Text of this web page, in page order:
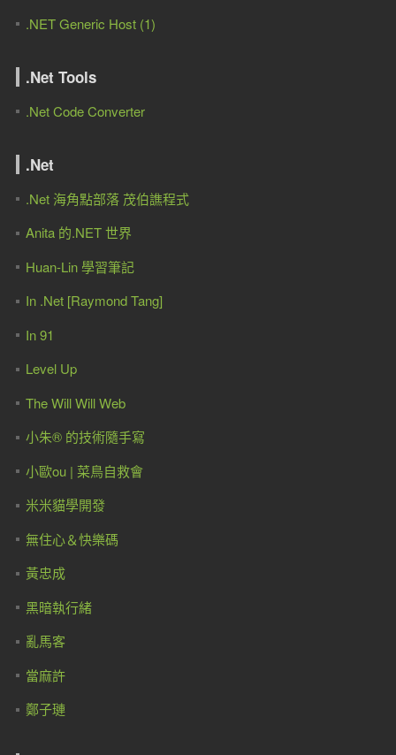
.NET Generic Host (1)
.Net Tools
.Net Code Converter
.Net
.Net 海角點部落 茂伯譙程式
Anita 的.NET 世界
Huan-Lin 學習筆記
In .Net [Raymond Tang]
In 91
Level Up
The Will Will Web
小朱® 的技術隨手寫
小歐ou | 菜鳥自救會
米米貓學開發
無住心＆快樂碼
黃忠成
黑暗執行緒
亂馬客
當麻許
鄭子璉